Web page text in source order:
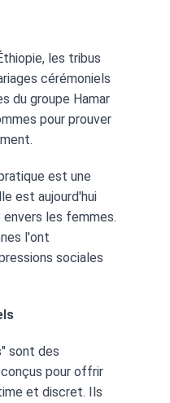
les tribus
cérémoniels
du groupe Hamar
pour prouver
est une
est aujourd'hui
les femmes.
l'ont
sociales
sont des
pour offrir
et discret. Ils